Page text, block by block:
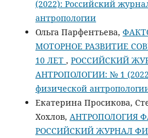
(2022): Российский
антропологии
Ольга Парфентьева,
МОТОРНОЕ РАЗВИТИЕ
10 ЛЕТ , РОССИЙСКИЙ
АНТРОПОЛОГИИ: № 1
физической
Екатерина Просикова,
Хохлов, АНТРОПОЛОГИЯ
РОССИЙСКИЙ ЖУРНАЛ